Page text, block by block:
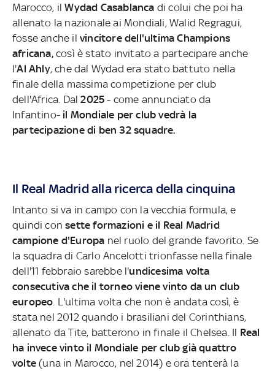
Marocco, ilWydad Casablanca di colui che poi ha
allenato la nazionale ai Mondiali, Walid Regragui,
fosse anche il vincitore dell'ultima Champions
africana,così è stato invitato a partecipare anche
l'Al Ahly, che dal Wydad era stato battuto nella
finale della massima competizione per club
dell'Africa. Dal2025 - come annunciato da
Infantino- il Mondiale per club vedrà la
partecipazione di ben 32 squadre.
Il Real Madrid alla ricerca della cinquina
Intanto si va in campo con la vecchia formula, e
quindi consette formazioni e il Real Madrid
campione d'Europa nel ruolo del grande favorito. Se
la squadra di Carlo Ancelotti trionfasse nella finale
dell'11 febbraio sarebbe l'undicesima volta
consecutiva che il torneo viene vinto da un club
europeo . L'ultima volta che non è andata così, è
stata nel 2012 quando i brasiliani del Corinthians,
allenato da Tite, batterono in finale il Chelsea. Il Real
ha invece vinto il Mondiale per club già quattro
volte(una in Marocco, nel 2014) e ora tenterà la